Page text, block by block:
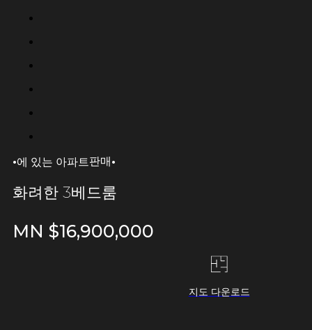
·에 있는 아파트판매·
화려한 3베드룸
MN $16,900,000
지도 다운로드